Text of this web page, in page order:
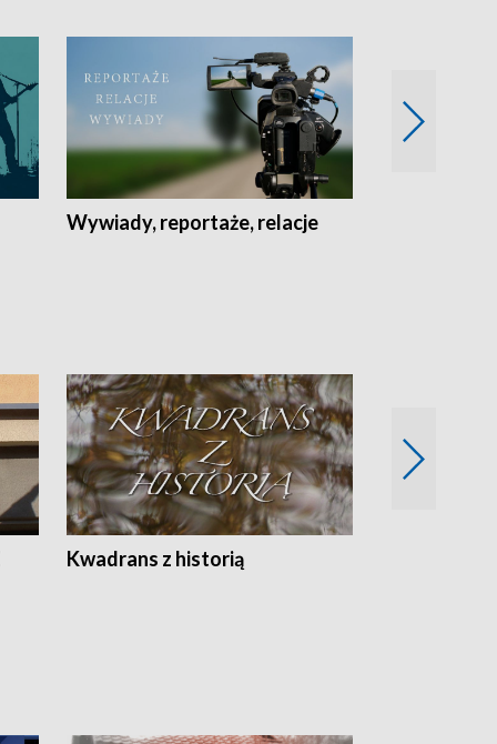
Wywiady, reportaże, relacje
Kwadrans z historią